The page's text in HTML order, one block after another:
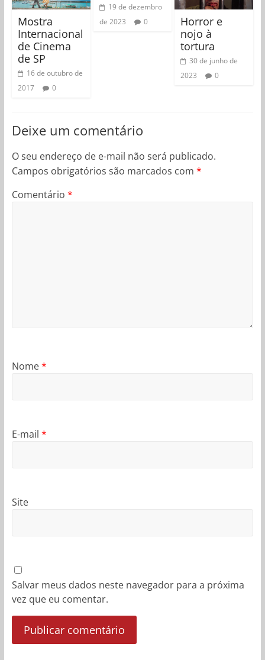
Mostra
Internacional
de Cinema
de SP
16 de outubro de
2017
0
19 de dezembro
de 2023
0
Horror e
nojo à
tortura
30 de junho de
2023
0
Deixe um comentário
O seu endereço de e-mail não será publicado.
Campos obrigatórios são marcados com *
Comentário *
Nome*
E-mail *
Site
Salvar meus dados neste navegador para a próxima
vez que eu comentar.